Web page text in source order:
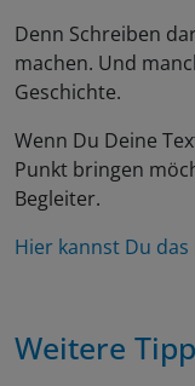
Denn Schreiben
machen. Und
Geschichte.
Wenn Du Deine
Punkt bringen
Begleiter.
Hier kannst Du
Weitere